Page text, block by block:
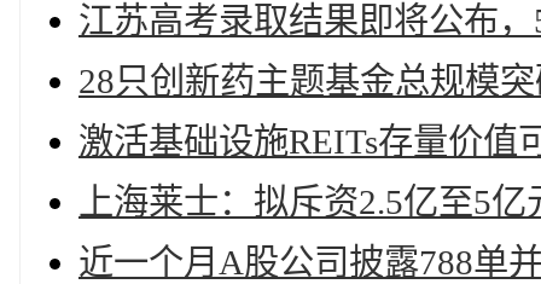
江苏高考录取结果即将公布
28只创新药主题基金总规模
激活基础设施REITs存量价值
上海莱士：拟斥资2.5亿至5
近一个月A股公司披露788单